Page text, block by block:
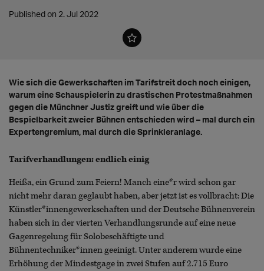
Published on 2. Jul 2022
Wie sich die Gewerkschaften im Tarifstreit doch noch einigen,
warum eine Schauspielerin zu drastischen Protestmaßnahmen
gegen die Münchner Justiz greift und wie über die
Bespielbarkeit zweier Bühnen entschieden wird – mal durch ein
Expertengremium, mal durch die Sprinkleranlage.
Tarifverhandlungen: endlich einig
Heißa, ein Grund zum Feiern! Manch eine*r wird schon gar
nicht mehr daran geglaubt haben, aber jetzt ist es vollbracht: Die
Künstler*innengewerkschaften und der Deutsche Bühnenverein
haben sich in der vierten Verhandlungsrunde auf eine neue
Gagenregelung für Solobeschäftigte und
Bühnentechniker*innen geeinigt. Unter anderem wurde eine
Erhöhung der Mindestgage in zwei Stufen auf 2.715 Euro